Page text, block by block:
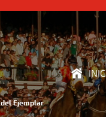
Ejemplar